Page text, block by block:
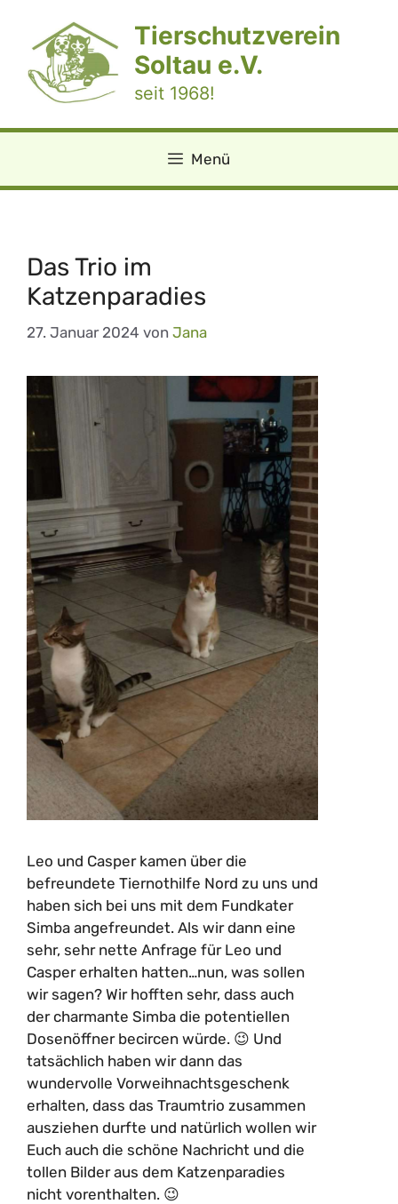
springen
Tierschutzverein
Soltau e.V.
seit 1968!
Menü
Das Trio im
Katzenparadies
27. Januar 2024 von Jana
Leo und Casper kamen über die
befreundete Tiernothilfe Nord zu uns und
haben sich bei uns mit dem Fundkater
Simba angefreundet. Als wir dann eine
sehr, sehr nette Anfrage für Leo und
Casper erhalten hatten…nun, was sollen
wir sagen? Wir hofften sehr, dass auch
der charmante Simba die potentiellen
Dosenöffner becircen würde. 😉 Und
tatsächlich haben wir dann das
wundervolle Vorweihnachtsgeschenk
erhalten, dass das Traumtrio zusammen
ausziehen durfte und natürlich wollen wir
Euch auch die schöne Nachricht und die
tollen Bilder aus dem Katzenparadies
nicht vorenthalten. 😉